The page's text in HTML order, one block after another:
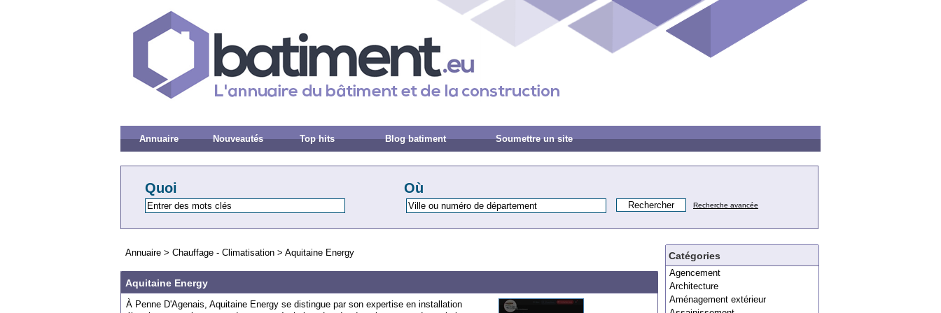
Annuaire Nouveautés Top hits Blog batiment Soumettre un site
Quoi Où
Recherche avancée
Catégories
Agencement
Architecture
Aménagement extérieur
Annuaire > Chauffage - Climatisation > Aquitaine Energy
Aquitaine Energy
À Penne D'Agenais, Aquitaine Energy se distingue par son expertise en installation